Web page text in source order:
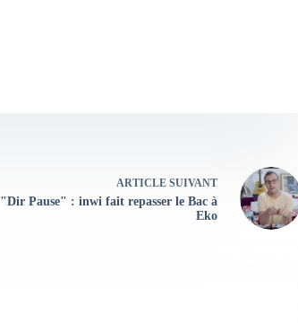
ARTICLESUIVANT
"Dir Pause" : inwi fait repasser le Bac à
Eko